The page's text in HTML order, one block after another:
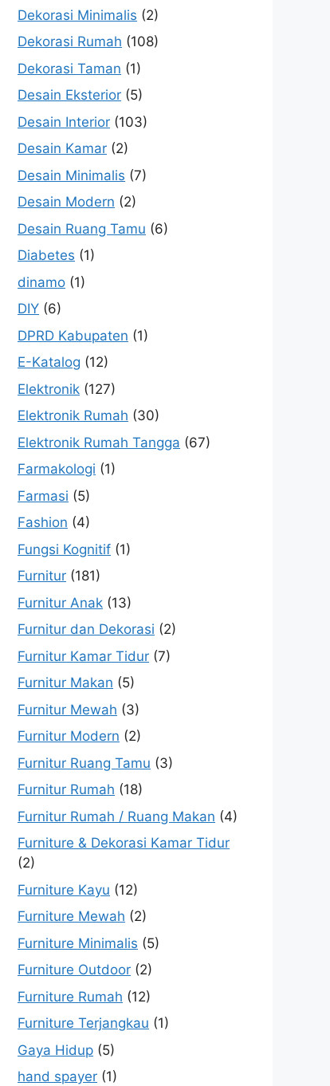
Dekorasi Minimalis (2)
Dekorasi Rumah (108)
Dekorasi Taman (1)
Desain Eksterior (5)
Desain Interior (103)
Desain Kamar (2)
Desain Minimalis (7)
Desain Modern (2)
Desain Ruang Tamu (6)
Diabetes (1)
dinamo (1)
DIY (6)
DPRD Kabupaten (1)
E-Katalog (12)
Elektronik (127)
Elektronik Rumah (30)
Elektronik Rumah Tangga (67)
Farmakologi (1)
Farmasi (5)
Fashion (4)
Fungsi Kognitif (1)
Furnitur (181)
Furnitur Anak (13)
Furnitur dan Dekorasi (2)
Furnitur Kamar Tidur (7)
Furnitur Makan (5)
Furnitur Mewah (3)
Furnitur Modern (2)
Furnitur Ruang Tamu (3)
Furnitur Rumah (18)
Furnitur Rumah / Ruang Makan (4)
Furniture & Dekorasi Kamar Tidur
(2)
Furniture Kayu (12)
Furniture Mewah (2)
Furniture Minimalis (5)
Furniture Outdoor (2)
Furniture Rumah (12)
Furniture Terjangkau (1)
Gaya Hidup (5)
hand spayer (1)